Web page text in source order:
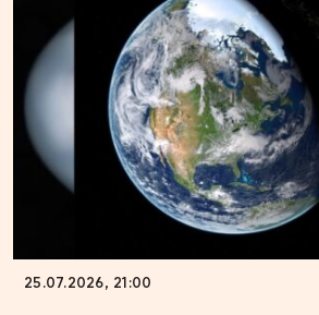
25.07.2026, 21:00